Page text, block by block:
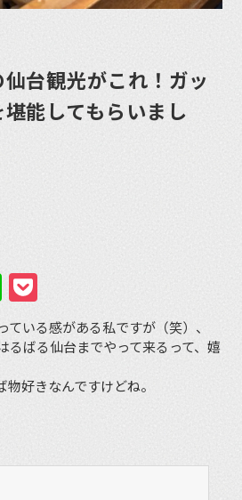
台観光がこれ！ガッ
能してもらいまし
Line
いる感がある私ですが（笑）、
るばる仙台までやって来るって、嬉
好きなんですけどね。